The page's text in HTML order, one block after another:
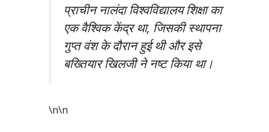
प्राचीन नालंदा विश्वविद्यालय शिक्षा का
एक वैश्विक केंद्र था, जिसकी स्थापना
गुप्त वंश के दौरान हुई थी और इसे
बख्तियार खिलजी ने नष्ट किया था।
\n\n